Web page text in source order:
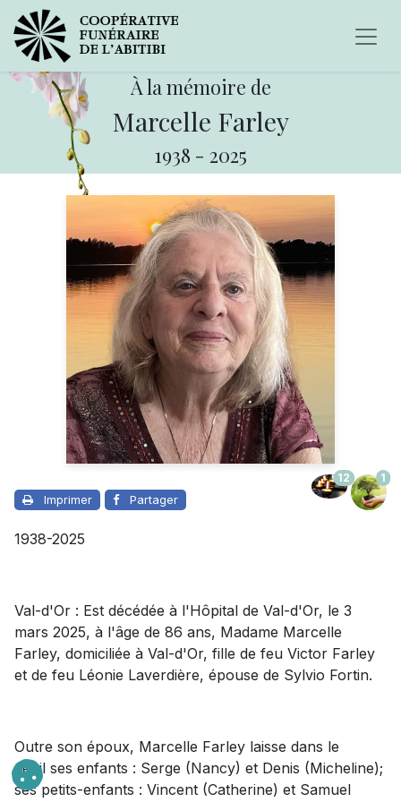
À la mémoire de
Marcelle Farley
1938 - 2025
Imprimer Partager
12 1
1938-2025
Val-d'Or : Est décédée à l'Hôpital de Val-d'Or, le 3
mars 2025, à l'âge de 86 ans, Madame Marcelle
Farley, domiciliée à Val-d'Or, fille de feu Victor Farley
et de feu Léonie Laverdière, épouse de Sylvio Fortin.
Outre son époux, Marcelle Farley laisse dans le
deuil ses enfants : Serge (Nancy) et Denis (Micheline);
ses petits-enfants : Vincent (Catherine) et Samuel